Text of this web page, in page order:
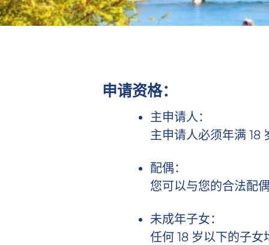
申请资格：
主申请人：
主申请人必须年满 18
配偶：
您可以与您的合法配
未成年子女：
任何 18 岁以下的子女